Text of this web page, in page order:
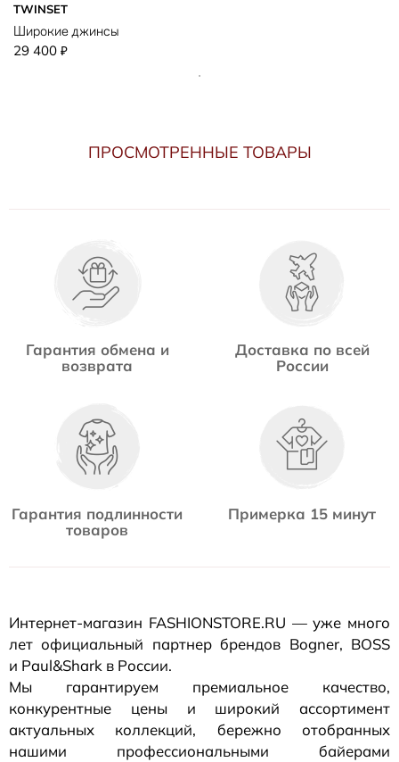
TWINSET
Широкие джинсы
29 400 ₽
ПРОСМОТРЕННЫЕ ТОВАРЫ
Гарантия обмена и
возврата
Доставка по всей
России
Гарантия подлинности
товаров
Примерка 15 минут
Интернет-магазин FASHIONSTORE.RU — уже много
лет официальный партнер брендов Bogner, BOSS
и Paul&Shark в России.
Мы гарантируем премиальное качество,
конкурентные цены и широкий ассортимент
актуальных коллекций, бережно отобранных
нашими профессиональными байерами